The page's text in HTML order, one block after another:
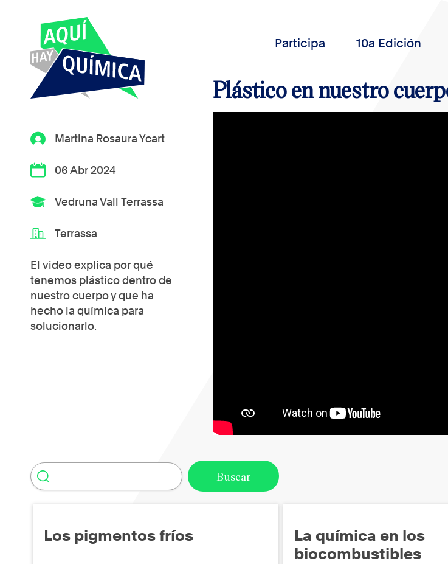
Participa 10a Edición
Martina Rosaura Ycart
06 Abr 2024
Vedruna Vall Terrassa
Terrassa
El video explica por qué
tenemos plástico dentro de
nuestro cuerpo y que ha
hecho la química para
solucionarlo.
Plástico en nuestro
Los pigmentos fríos
La química en los
biocombustibles